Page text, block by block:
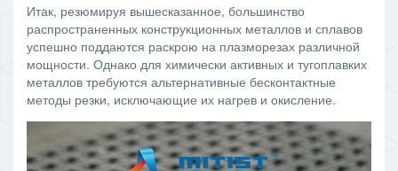
Итак, резюмируя вышесказанное, большинство
распространенных конструкционных металлов и сплавов
успешно поддаются раскрою на плазморезах различной
мощности. Однако для химически активных и тугоплавких
металлов требуются альтернативные бесконтактные
методы резки, исключающие их нагрев и окисление.